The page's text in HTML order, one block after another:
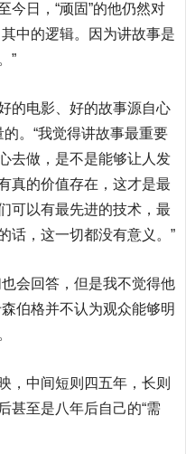
今日，“顽固”的他仍然对
其中的逻辑。因为讲故事是
”
的电影、好的故事源自心
。“我觉得讲故事最重要
去做，是不是能够让人发
真的价值存在，这才是最
可以有最先进的技术，最
话，这一切都没有意义。”
会回答，但是我不觉得他
伯格并不认为观众能够明
，中间短则四五年，长则
甚至是八年后自己的“需